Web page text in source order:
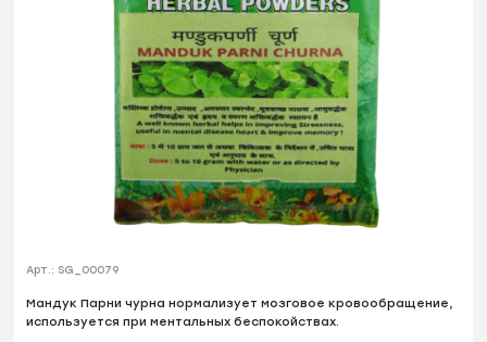
Арт.: SG_00079
Мандук Парни чурна нормализует мозговое кровообращение,
используется при ментальных беспокойствах.